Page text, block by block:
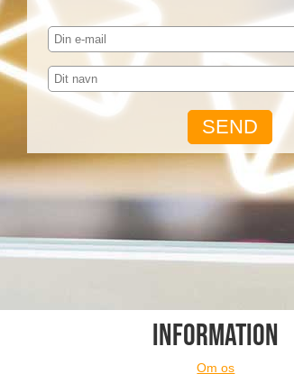
INFORMATION
Om os